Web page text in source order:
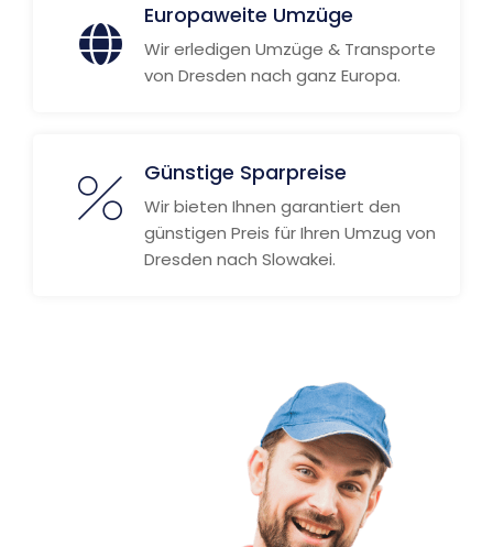
Europaweite Umzüge
Wir erledigen Umzüge & Transporte
von Dresden nach ganz Europa.
Günstige Sparpreise
Wir bieten Ihnen garantiert den
günstigen Preis für Ihren Umzug von
Dresden nach Slowakei.